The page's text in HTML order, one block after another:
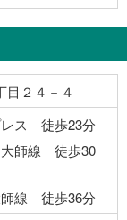
目２４－４
レス 徒歩23分
大師線 徒歩30
師線 徒歩36分